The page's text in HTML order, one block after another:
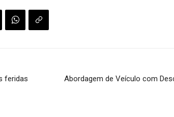
feridas
Abordagem de Veículo com